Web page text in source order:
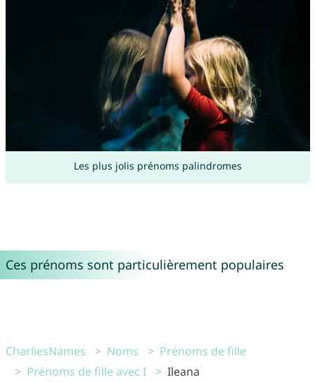
Les plus jolis prénoms palindromes
Ces prénoms sont particulièrement populaires
CharliesNames Noms
Prénoms de fille
Prénoms de fille avec I
Ileana